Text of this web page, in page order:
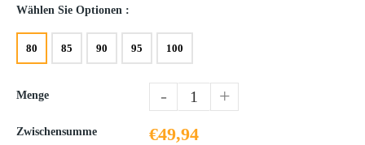
Wählen Sie Optionen :
80 85 90 95 100
Menge - +
Zwischensumme €49,94